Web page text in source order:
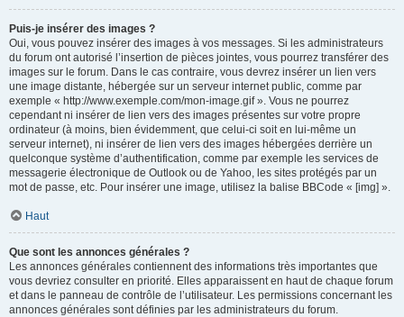
Puis-je insérer des images ?
Oui, vous pouvez insérer des images à vos messages. Si les administrateurs
du forum ont autorisé l’insertion de pièces jointes, vous pourrez transférer des
images sur le forum. Dans le cas contraire, vous devrez insérer un lien vers
une image distante, hébergée sur un serveur internet public, comme par
exemple « http://www.exemple.com/mon-image.gif ». Vous ne pourrez
cependant ni insérer de lien vers des images présentes sur votre propre
ordinateur (à moins, bien évidemment, que celui-ci soit en lui-même un
serveur internet), ni insérer de lien vers des images hébergées derrière un
quelconque système d’authentification, comme par exemple les services de
messagerie électronique de Outlook ou de Yahoo, les sites protégés par un
mot de passe, etc. Pour insérer une image, utilisez la balise BBCode « [img] ».
Haut
Que sont les annonces générales ?
Les annonces générales contiennent des informations très importantes que
vous devriez consulter en priorité. Elles apparaissent en haut de chaque forum
et dans le panneau de contrôle de l’utilisateur. Les permissions concernant les
annonces générales sont définies par les administrateurs du forum.